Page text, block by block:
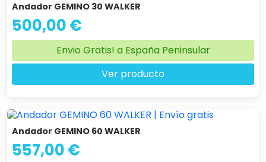
Andador GEMINO 30 WALKER
500,00 €
Envio Gratis! a España Peninsular
Ver producto
Andador GEMINO 60 WALKER
557,00 €